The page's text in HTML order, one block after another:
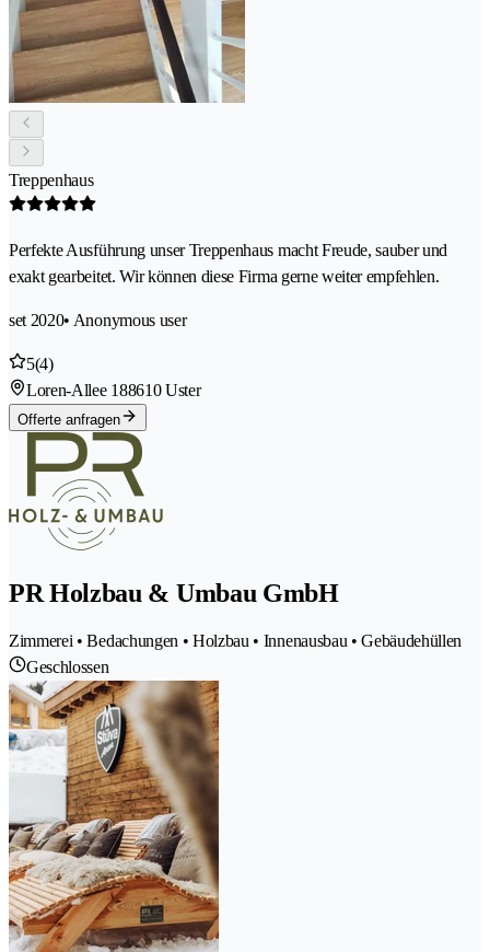
Treppenhaus
Perfekte Ausführung unser Treppenhaus macht Freude, sauber und
exakt gearbeitet. Wir können diese Firma gerne weiter empfehlen.
set 2020• Anonymous user
5(4)
Loren-Allee 188610 Uster
Offerte anfragen
PR Holzbau & Umbau GmbH
Zimmerei • Bedachungen • Holzbau • Innenausbau • Gebäudehüllen
Geschlossen